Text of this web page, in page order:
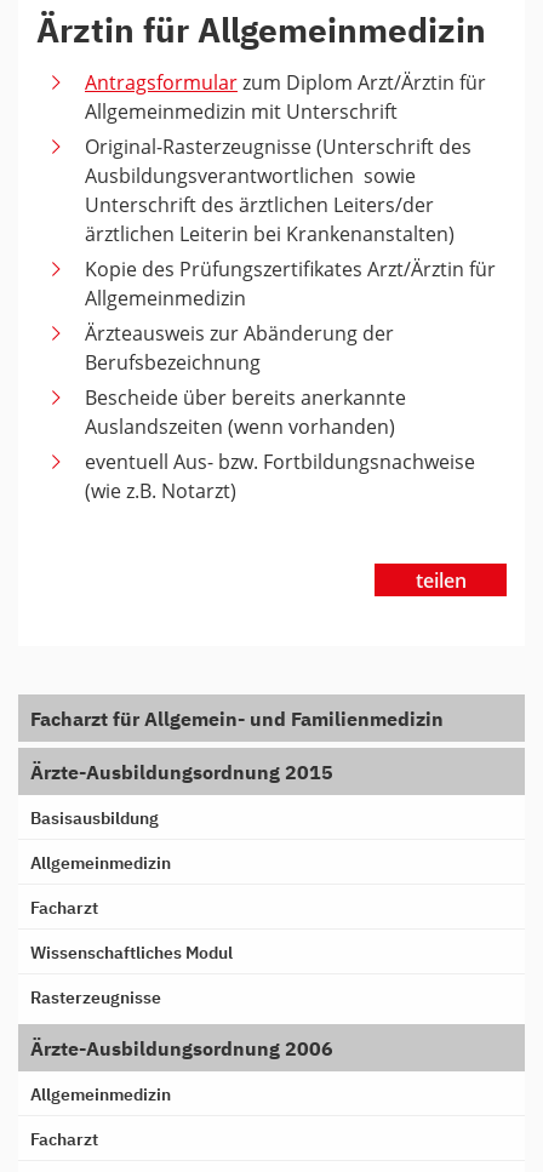
Ärztin für Allgemeinmedizin
Antragsformularzum Diplom Arzt/Ärztin für
Allgemeinmedizin mit Unterschrift
Original-Rasterzeugnisse (Unterschrift des
Ausbildungsverantwortlichen sowie
Unterschrift des ärztlichen Leiters/der
ärztlichen Leiterin bei Krankenanstalten)
Kopie des Prüfungszertifikates Arzt/Ärztin für
Allgemeinmedizin
Ärzteausweis zur Abänderung der
Berufsbezeichnung
Bescheide über bereits anerkannte
Auslandszeiten (wenn vorhanden)
eventuell Aus- bzw. Fortbildungsnachweise
(wie z.B. Notarzt)
teilen
Facharzt für Allgemein- und Familienmedizin
Ärzte-Ausbildungsordnung 2015
Basisausbildung
Allgemeinmedizin
Facharzt
Wissenschaftliches Modul
Rasterzeugnisse
Ärzte-Ausbildungsordnung 2006
Allgemeinmedizin
Facharzt